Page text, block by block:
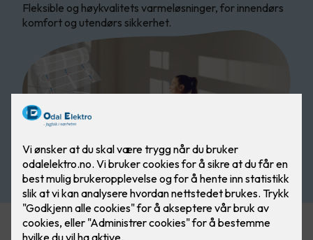
Fleksible og høykvalitets varmeløsninger, for innendørs
komfort og utendørs sikkerhet.
Ledende leverandør av